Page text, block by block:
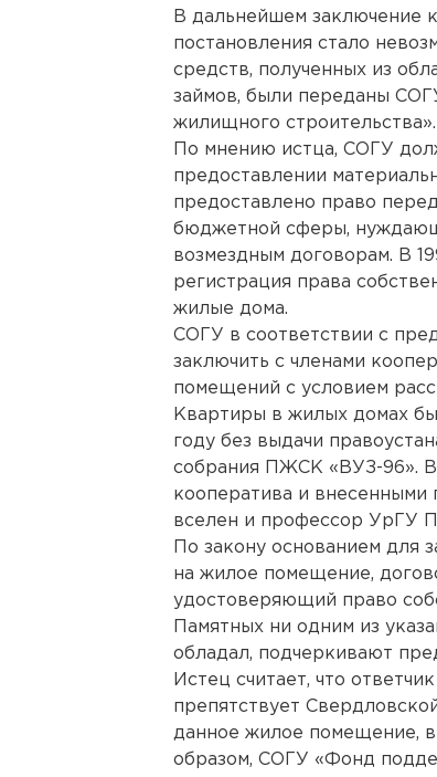
В дальнейшем заключение
постановления стало
средств, полученных из
займов, были переданы
жилищного строительства».
По мнению истца, СОГУ
предоставлении
предоставлено право
бюджетной сферы,
возмездным договорам. В
регистрация права
жилые дома.
СОГУ в соответствии с
заключить с членами
помещений с условием
Квартиры в жилых домах
году без выдачи
собрания ПЖСК «ВУЗ-96». В
кооператива и
вселен и профессор УрГУ
По закону основанием для
на жилое помещение,
удостоверяющий право
Памятных ни одним из
обладал, подчеркивают
Истец считает, что
препятствует
данное жилое помещение, в
образом, СОГУ «Фонд